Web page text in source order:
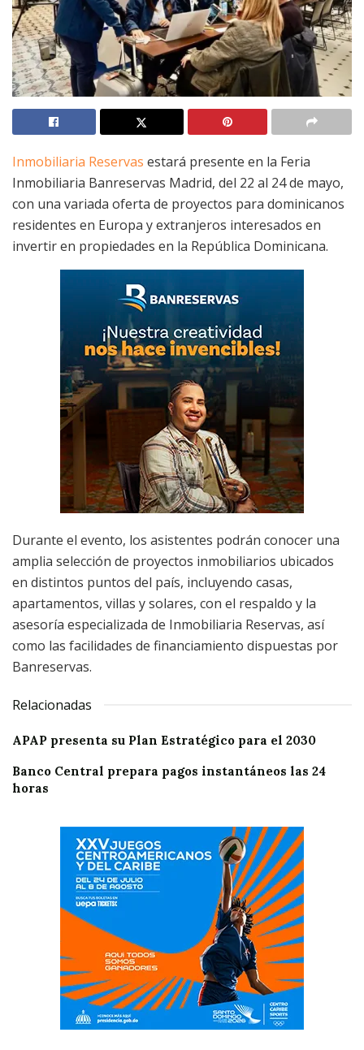
Inmobiliaria Reservas estará presente en la Feria
Inmobiliaria Banreservas Madrid, del 22 al 24 de mayo,
con una variada oferta de proyectos para dominicanos
residentes en Europa y extranjeros interesados en
invertir en propiedades en la República Dominicana.
Durante el evento, los asistentes podrán conocer una
amplia selección de proyectos inmobiliarios ubicados
en distintos puntos del país, incluyendo casas,
apartamentos, villas y solares, con el respaldo y la
asesoría especializada de Inmobiliaria Reservas, así
como las facilidades de financiamiento dispuestas por
Banreservas.
Relacionadas
APAP presenta su Plan Estratégico para el 2030
Banco Central prepara pagos instantáneos las 24
horas